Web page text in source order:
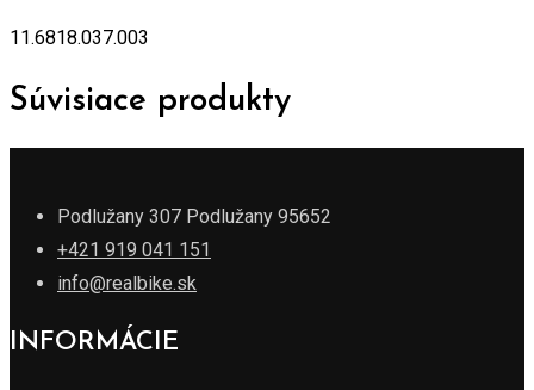
11.6818.037.003
Súvisiace produkty
Podlužany 307 Podlužany 95652
+421 919 041 151
info@realbike.sk
INFORMÁCIE